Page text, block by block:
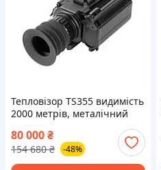
Тепловізор TS355 видимість
2000 метрів, металічний
корпус, 6 режимів, 9 годин
роботи
80 000₴
154 680 ₴ -48%